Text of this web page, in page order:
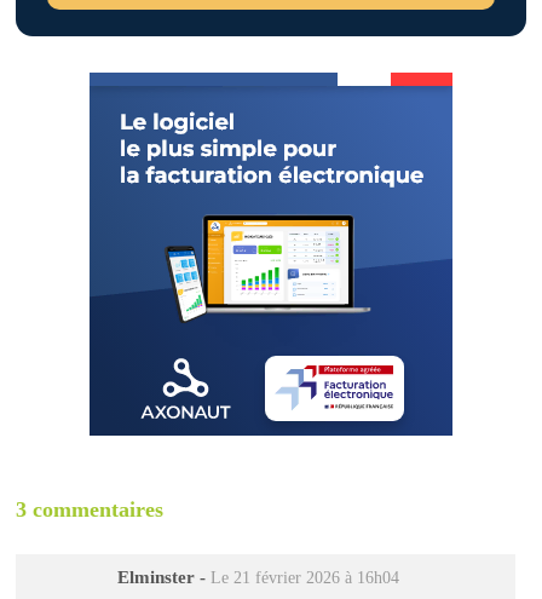
3 commentaires
Elminster - Le 21 février 2026 à 16h04